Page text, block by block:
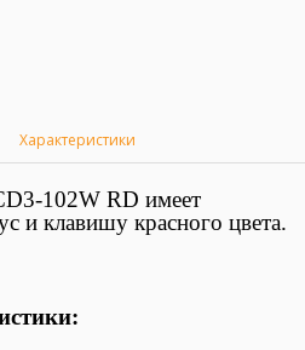
Характеристики
102W RD имеет
и клавишу красного цвета.